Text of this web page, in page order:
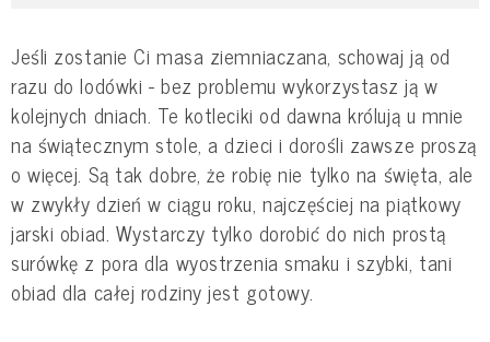
Jeśli zostanie Ci masa ziemniaczana, schowaj ją od
razu do lodówki - bez problemu wykorzystasz ją w
kolejnych dniach. Te kotleciki od dawna królują u mnie
na świątecznym stole, a dzieci i dorośli zawsze proszą
o więcej. Są tak dobre, że robię nie tylko na święta, ale
w zwykły dzień w ciągu roku, najczęściej na piątkowy
jarski obiad. Wystarczy tylko dorobić do nich prostą
surówkę z pora dla wyostrzenia smaku i szybki, tani
obiad dla całej rodziny jest gotowy.